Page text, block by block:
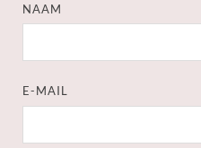
NAAM
E-MAIL